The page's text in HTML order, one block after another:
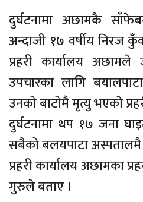
दुर्घटनामा अछामकै
अन्दाजी १७ वर्षीय निरज
प्रहरी कार्यालय
उपचारका लागि
उनको बाटोमै मृत्यु भएको
दुर्घटनामा थप १७ जना
सबैको बलयपाटा
प्रहरी कार्यालय अछामका
गुरुले बताए ।